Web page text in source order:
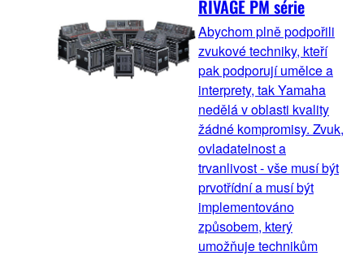
RIVAGE PM série
Abychom plně podpořili
zvukové techniky, kteří
pak podporují umělce a
interprety, tak Yamaha
nedělá v oblasti kvality
žádné kompromisy. Zvuk,
ovladatelnost a
trvanlivost - vše musí být
prvotřídní a musí být
implementováno
způsobem, který
umožňuje technikům